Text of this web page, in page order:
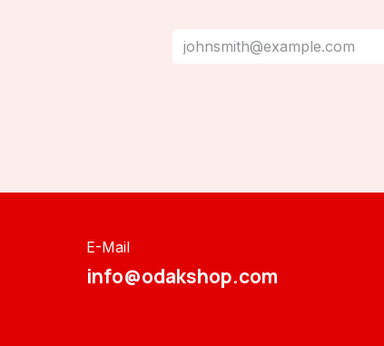
E-Mail
info@odakshop.com​